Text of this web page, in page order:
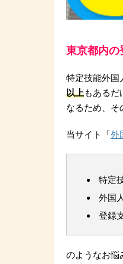
東京都内の
特定技能外国
以上もあるだ
なるため、そ
当サイト「外
特定
外国
登録
のようなお悩